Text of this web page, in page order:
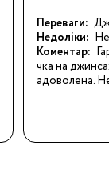
Переваги:
Недоліки:
Коментар:
чка на
адоволена.